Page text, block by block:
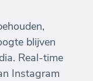
blijven
Real-time
Instagram